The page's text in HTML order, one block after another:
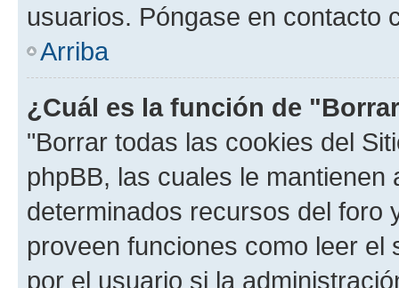
usuarios. Póngase en contacto
Arriba
¿Cuál es la función de
"Borrar todas las cookies del
phpBB, las cuales le
determinados recursos del foro
proveen funciones como leer el
por el usuario si la